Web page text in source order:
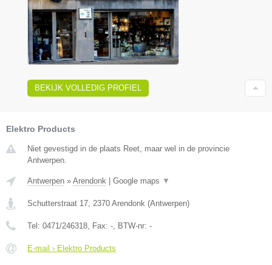
BEKIJK VOLLEDIG PROFIEL
Elektro Products
Niet gevestigd in de plaats Reet, maar wel in de provincie
Antwerpen.
Antwerpen » Arendonk Google maps ▼
Schutterstraat 17 2370 Arendonk (Antwerpen)
Tel: 0471/246318 , Fax: - , BTW-nr: -
E-mail › Elektro Products